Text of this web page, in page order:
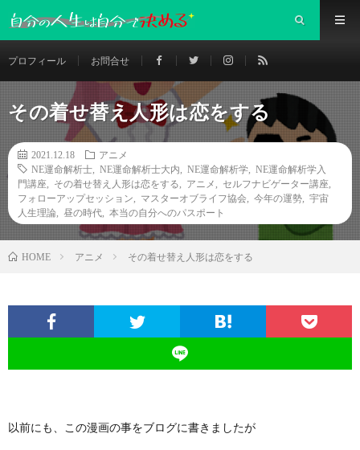
プロフィール お問合せ
その着せ替え人形は恋をする
2021.12.18
アニメ
NE運命解析士
NE運命解析士大内 NE運命解析学
NE運命解析学入
門講座
その着せ替え人形は恋をする アニメ セルフナビゲーター講座
フォローアップセッション
マスターオブライフ協会 今年の運勢
宇宙
人生理論
昼の時代 本当の自分へのパスポート
HOME アニメ その着せ替え人形は恋をする
以前にも、この漫画の事をブログに書きましたが